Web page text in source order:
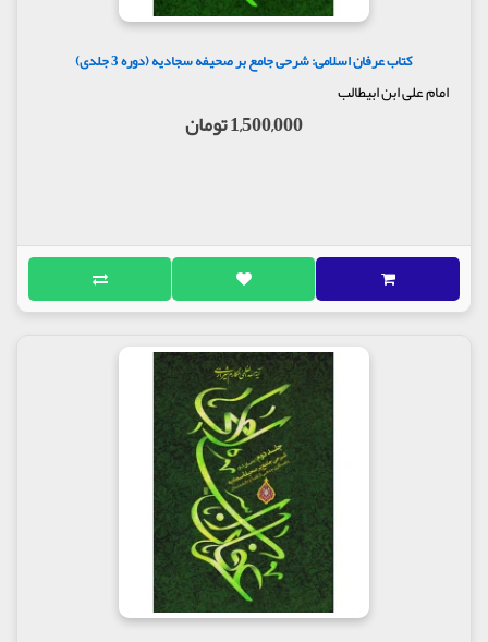
کتاب عرفان اسلامی: شرحی جامع بر صحیفه سجادیه (دوره 3 جلدی)
امام علی ابن ابیطالب
1,500,000 تومان